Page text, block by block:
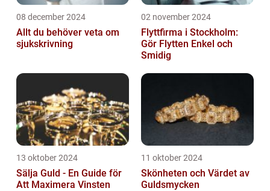
08 december 2024
Allt du behöver veta om
sjukskrivning
02 november 2024
Flyttfirma i Stockholm:
Gör Flytten Enkel och
Smidig
13 oktober 2024
Sälja Guld - En Guide för
Att Maximera Vinsten
11 oktober 2024
Skönheten och Värdet av
Guldsmycken